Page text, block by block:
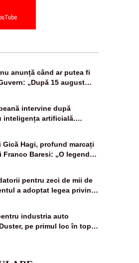
anunță când ar putea fi
„După 15 august
mari”
intervine după
inteligența artificială.
vizate
Hagi, profund marcați
Franco Baresi: „O legendă
pentru zeci de mii de
a adoptat legea privind
industria auto
pe primul loc în topul